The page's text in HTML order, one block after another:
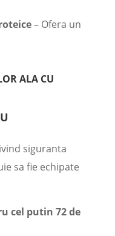
– Ofera un
ALA CU
siguranta
sa fie echipate
cel putin 72 de